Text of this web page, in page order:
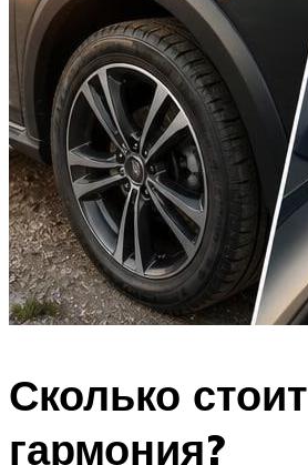
Сколько стоит
гармония?